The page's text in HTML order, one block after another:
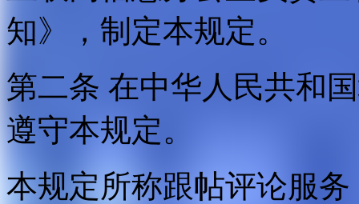
知》，制定本规定。
第二条 在中华人民共和
遵守本规定。
本规定所称跟帖评论服